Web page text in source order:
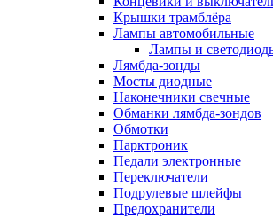
Крышки трамблёра
Лампы автомобильные
Лампы и
Лямбда-зонды
Мосты диодные
Наконечники свечные
Обманки лямбда-зондов
Обмотки
Парктроник
Педали электронные
Переключатели
Подрулевые шлейфы
Предохранители